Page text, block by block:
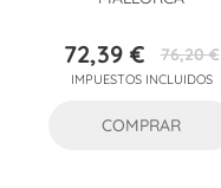
Precio
72,39 €Precio
base
76,20 €
IMPUESTOS INCLUIDOS
COMPRAR